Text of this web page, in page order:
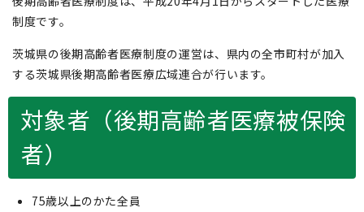
制度です。
茨城県の後期高齢者医療制度の運営は、県内の全市町村が加入
する茨城県後期高齢者医療広域連合が行います。
対象者（後期高齢者医療被保険
者）
75歳以上のかた全員